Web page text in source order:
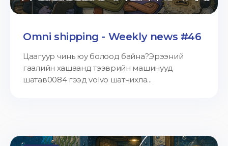
Omni shipping - Weekly news #46
Цаагуур чинь юу болоод байна?Эрээний
гаалийн хашаанд тээврийн машинууд
шатав0084 гээд volvo шатчихла...